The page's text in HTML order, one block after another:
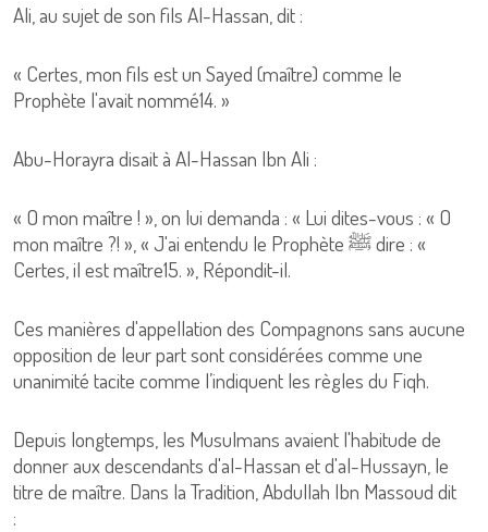
Ali, au sujet de son fils Al-Hassan, dit :
« Certes, mon fils est un Sayed (maître) comme le
Prophète l'avait nommé14. »
Abu-Horayra disait à Al-Hassan Ibn Ali :
« O mon maître ! », on lui demanda : « Lui dites-vous : « O
mon maître ?! », « J'ai entendu le Prophète ﷺ dire : «
Certes, il est maître15. », Répondit-il.
Ces manières d'appellation des Compagnons sans aucune
opposition de leur part sont considérées comme une
unanimité tacite comme l’indiquent les règles du Fiqh.
Depuis longtemps, les Musulmans avaient l'habitude de
donner aux descendants d'al-Hassan et d'al-Hussayn, le
titre de maître. Dans la Tradition, Abdullah Ibn Massoud dit
: